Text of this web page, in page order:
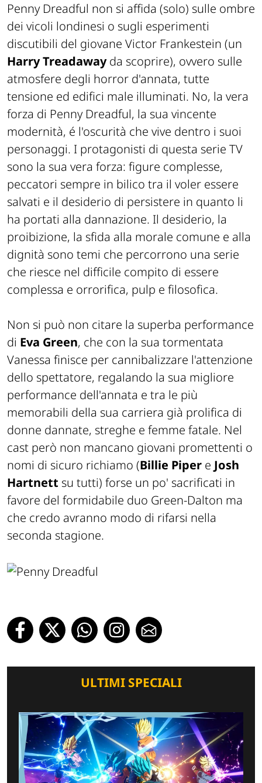
Penny Dreadful non si affida (solo) sulle ombre
dei vicoli londinesi o sugli esperimenti
discutibili del giovane Victor Frankestein (un
Harry Treadawayda scoprire), ovvero sulle
atmosfere degli horror d'annata, tutte
tensione ed edifici male illuminati. No, la vera
forza di Penny Dreadful, la sua vincente
modernità, é l'oscurità che vive dentro i suoi
personaggi. I protagonisti di questa serie TV
sono la sua vera forza: figure complesse,
peccatori sempre in bilico tra il voler essere
salvati e il desiderio di persistere in quanto li
ha portati alla dannazione. Il desiderio, la
proibizione, la sfida alla morale comune e alla
dignità sono temi che percorrono una serie
che riesce nel difficile compito di essere
complessa e orrorifica, pulp e filosofica.
Non si può non citare la superba performance
di Eva Green, che con la sua tormentata
Vanessa finisce per cannibalizzare l'attenzione
dello spettatore, regalando la sua migliore
performance dell'annata e tra le più
memorabili della sua carriera già prolifica di
donne dannate, streghe e femme fatale. Nel
cast però non mancano giovani promettenti o
nomi di sicuro richiamo (Billie Piper e Josh
Hartnett su tutti) forse un po' sacrificati in
favore del formidabile duo Green-Dalton ma
che credo avranno modo di rifarsi nella
seconda stagione.
ULTIMI SPECIALI